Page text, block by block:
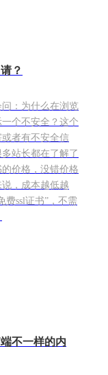
？
：为什么在浏览
个不安全？这个
者有不安全信
站长都在了解了
价格，没错价格
，成本越低越
费ssl证书”，不需
不一样的内